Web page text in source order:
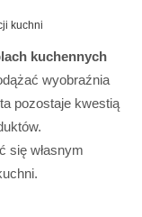
kuchni
kuchennych
wyobraźnia
pozostaje kwestią
się własnym